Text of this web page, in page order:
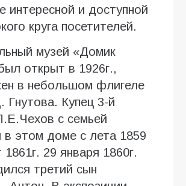
интересной и доступной
круга посетителей.
музей «Домик
открыт в 1926г.,
в небольшом флигеле
Гнутова. Купец 3-й
с семьей
в этом доме с лета 1859
1861г. 29 января 1860г.
третий сын